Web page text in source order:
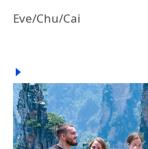
Eve/Chu/Cai